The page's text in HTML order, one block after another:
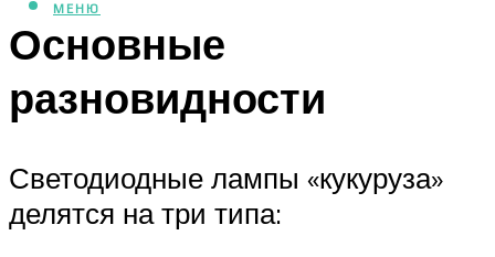
МЕНЮ
Основные
разновидности
Светодиодные лампы «кукуруза»
делятся на три типа: